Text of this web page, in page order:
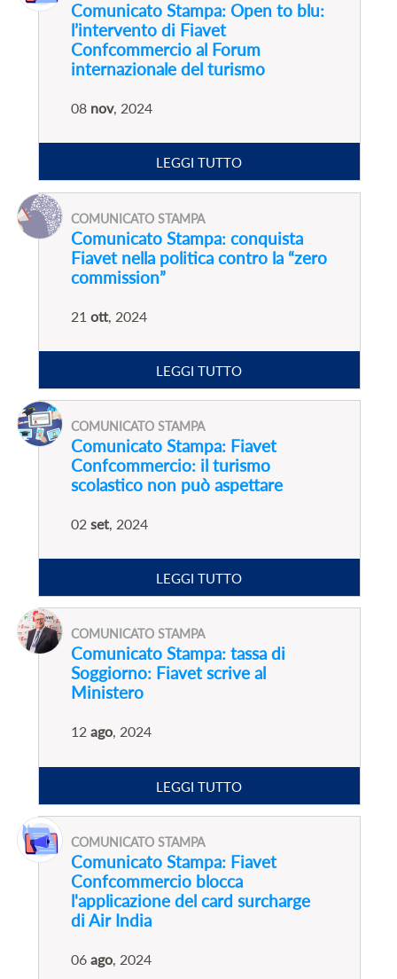
Comunicato Stampa: Open to blu:
l’intervento di Fiavet
Confcommercio al Forum
internazionale del turismo
08 nov, 2024
LEGGI TUTTO
COMUNICATO STAMPA
Comunicato Stampa: conquista
Fiavet nella politica contro la “zero
commission”
21 ott, 2024
LEGGI TUTTO
COMUNICATO STAMPA
Comunicato Stampa: Fiavet
Confcommercio: il turismo
scolastico non può aspettare
02 set, 2024
LEGGI TUTTO
COMUNICATO STAMPA
Comunicato Stampa: tassa di
Soggiorno: Fiavet scrive al
Ministero
12 ago, 2024
LEGGI TUTTO
COMUNICATO STAMPA
Comunicato Stampa: Fiavet
Confcommercio blocca
l'applicazione del card surcharge
di Air India
06 ago, 2024